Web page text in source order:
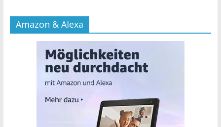
Amazon & Alexa